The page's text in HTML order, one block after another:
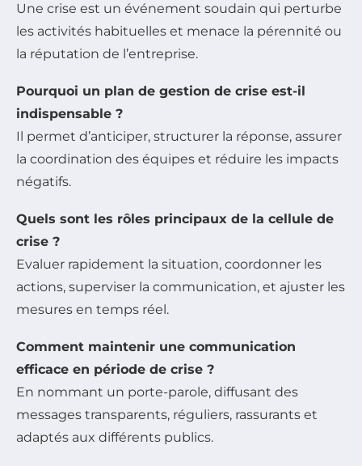
Une crise est un événement soudain qui perturbe
les activités habituelles et menace la pérennité ou
la réputation de l’entreprise.
Pourquoi un plan de gestion de crise est-il
indispensable ?
Il permet d’anticiper, structurer la réponse, assurer
la coordination des équipes et réduire les impacts
négatifs.
Quels sont les rôles principaux de la cellule de
crise ?
Evaluer rapidement la situation, coordonner les
actions, superviser la communication, et ajuster les
mesures en temps réel.
Comment maintenir une communication
efficace en période de crise ?
En nommant un porte-parole, diffusant des
messages transparents, réguliers, rassurants et
adaptés aux différents publics.